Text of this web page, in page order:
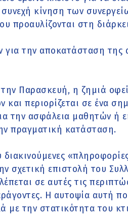
κίνηση των
προαυλίζονται στη
την αποκατάσταση της
Παρασκευή, η ζημιά
περιορίζεται σε ένα
την ασφάλεια μαθητών ή
πραγματική κατάσταση.
διακινούμενες
σχετική επιστολή του
σε αυτές τις
Η αυτοψία αυτή
με την στατικότητα του